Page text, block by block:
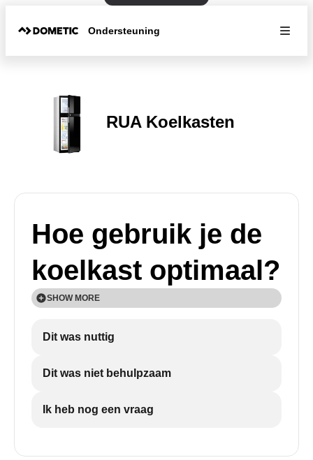
Ondersteuning
RUA Koelkasten
Hoe gebruik je de
koelkast optimaal?
SHOW MORE
Dit was nuttig
Dit was niet behulpzaam
Ik heb nog een vraag